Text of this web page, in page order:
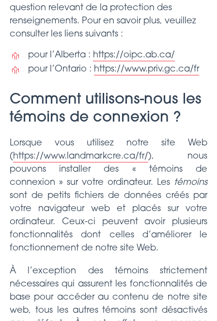
question relevant de la protection des
renseignements. Pour en savoir plus, veuillez
consulter les liens suivants :
pour l’Alberta : https://oipc.ab.ca/
pour l’Ontario : https://www.priv.gc.ca/fr
Comment utilisons-nous les
témoins de connexion ?
Lorsque vous utilisez notre site Web
(https://www.landmarkcre.ca/fr/), nous
pouvons installer des « témoins de
connexion » sur votre ordinateur. Les témoins
sont de petits fichiers de données créés par
votre navigateur web et placés sur votre
ordinateur. Ceux-ci peuvent avoir plusieurs
fonctionnalités dont celles d’améliorer le
fonctionnement de notre site Web.
À l’exception des témoins strictement
nécessaires qui assurent les fonctionnalités de
base pour accéder au contenu de notre site
web, tous les autres témoins sont désactivés